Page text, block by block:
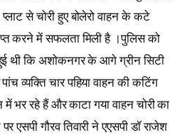
से चोरी हुए बोलेरो वाहन के कटे
करने में सफलता मिली है ।पुलिस को
हुई थी कि अशोकनगर के आगे ग्रीन सिटी
व्यक्ति चार पहिया वाहन की कटिंग
भर रहे हैं और काटा गया वाहन चोरी का
एसपी गौरव तिवारी ने एएसपी डॉ राजेश